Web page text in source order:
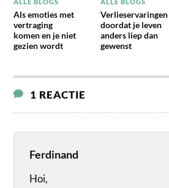
Als emoties met
vertraging
komen en je niet
gezien wordt
Verlieservaringen
doordat je leven
anders liep dan
gewenst
1 REACTIE
Ferdinand
Hoi,